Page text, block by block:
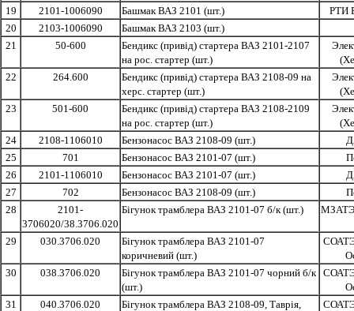
19
2101-1006090 Башмак ВАЗ 2101 (шт.)
РТИ
20
2103-1006090
Башмак ВАЗ 2103 (шт.)
21
50-600
Бендикс (привід) стартера ВАЗ 2101-2107
на рос. стартер (шт.)
22
264.600
Бендикс (привід) стартера ВАЗ 2108-09 на
херс. стартер (шт.)
23
501-600
Бендикс (привід) стартера ВАЗ 2108-2109
на рос. стартер (шт.)
24
2108-1106010 Бензонасос ВАЗ 2108-09 (шт.)
25
701 Бензонасос ВАЗ 2101-07 (шт.)
26
2101-1106010 Бензонасос ВАЗ 2101-07 (шт.)
27
702 Бензонасос ВАЗ 2108-09 (шт.)
28
2101-
3706020/38.3706.020
Бігунок трамблера ВАЗ 2101-07 б/к (шт.) МЗАТЭ
29 030.3706.020
Бігунок трамблера ВАЗ 2101-07
коричневий (шт.)
30
038.3706.020
Бігунок трамблера ВАЗ 2101-07 чорний б/к
(шт.)
31
040.3706.020
Бігунок трамблера ВАЗ 2108-09, Таврія,